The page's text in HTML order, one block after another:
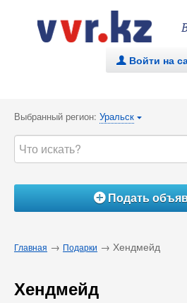
. Войти на
Выбранный регион: Уральск {
ÁПодать
Главная → Подарки → Хендмейд
Хендмейд